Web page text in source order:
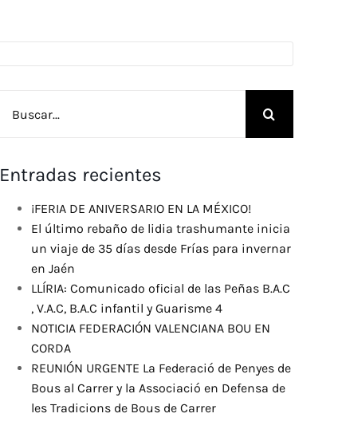
Entradas recientes
¡FERIA DE ANIVERSARIO EN LA MÉXICO!
El último rebaño de lidia trashumante inicia
un viaje de 35 días desde Frías para invernar
en Jaén
LLÍRIA: Comunicado oficial de las Peñas B.A.C
, V.A.C, B.A.C infantil y Guarisme 4
NOTICIA FEDERACIÓN VALENCIANA BOU EN
CORDA
REUNIÓN URGENTE La Federació de Penyes de
Bous al Carrer y la Associació en Defensa de
les Tradicions de Bous de Carrer